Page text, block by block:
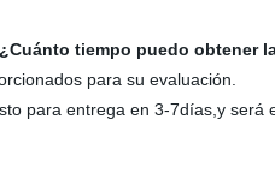
tiempo puedo obtener
para su evaluación.
entrega en 3-7días,y será